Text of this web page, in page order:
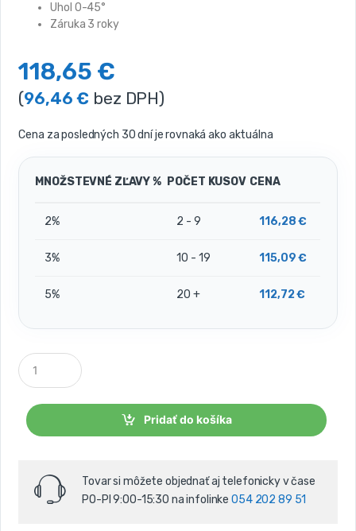
Uhol 0-45°
Záruka 3 roky
118,65 €
(96,46€ bez DPH)
Cena za posledných 30 dní je rovnaká ako aktuálna
MNOŽSTEVNÉ ZĽAVY % POČET KUSOV CENA
2% 2 - 9 116,28€
3% 10 - 19 115,09€
5% 20 + 112,72€
P
o
č
Pridať do košíka
Tovar si môžete objednať aj telefonicky v čase
PO-PI 9:00-15:30 na infolinke054 202 89 51